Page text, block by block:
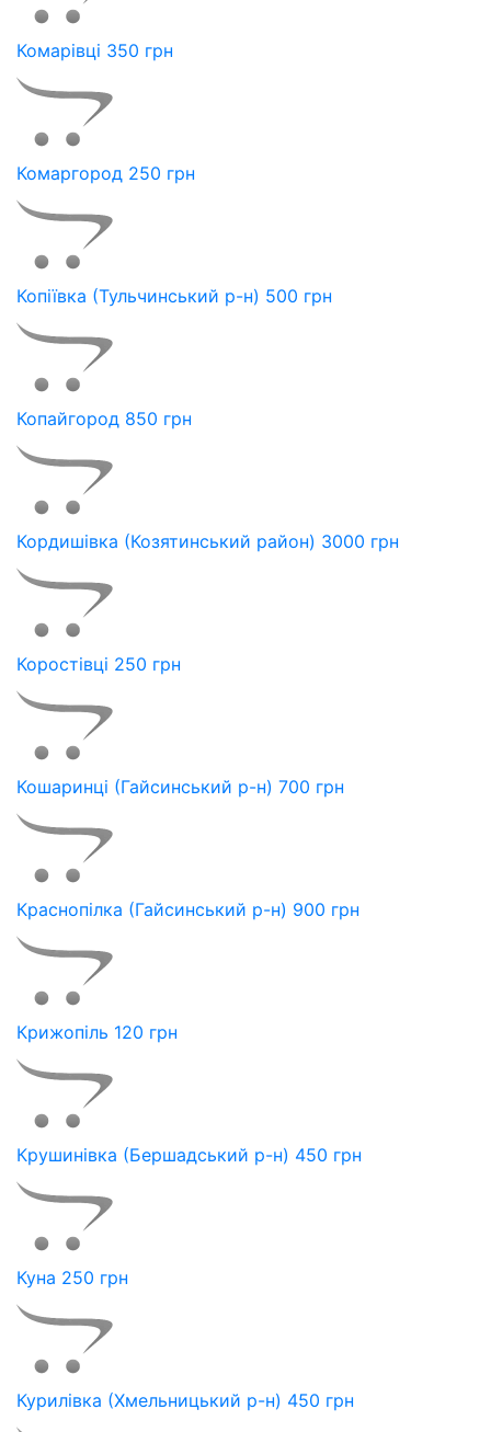
Комарівці 350 грн
Комаргород 250 грн
Копіївка (Тульчинський р-н) 500 грн
Копайгород 850 грн
Кордишівка (Козятинський район) 3000 грн
Коростівці 250 грн
Кошаринці (Гайсинський р-н) 700 грн
Краснопілка (Гайсинський р-н) 900 грн
Крижопіль 120 грн
Крушинівка (Бершадський р-н) 450 грн
Куна 250 грн
Курилівка (Хмельницький р-н) 450 грн